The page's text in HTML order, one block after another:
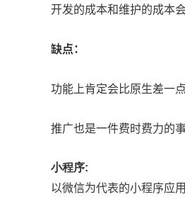
开发的成本和维护的成本
缺点：
功能上肯定会比原生差一
推广也是一件费时费力的
小程序:
以微信为代表的小程序应